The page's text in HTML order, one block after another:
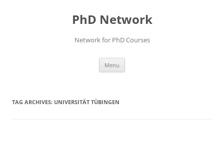
PhD Network
Network for PhD Courses
Menu
TAG ARCHIVES: UNIVERSITÄT TÜBINGEN